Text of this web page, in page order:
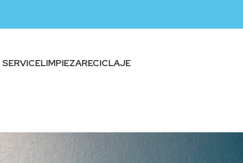
LIMPIEZARECICLAJE